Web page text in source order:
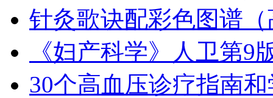
针灸歌诀配彩色图谱
《妇产科学》人卫第9
30个高血压诊疗指南